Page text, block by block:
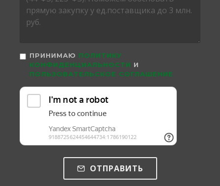
ПРИНИМАЮ ПОЛИТИКУ
КОНФИДЕНЦИАЛЬНОСТИ И
ПОЛЬЗОВАТЕЛЬСКОЕ СОГЛАШЕНИЕ
ОТПРАВИТЬ